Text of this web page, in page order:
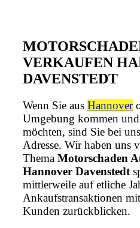
VERKAUFEN
DAVENSTEDT
Wenn Sie aus Hannover
Umgebung kommen
möchten, sind Sie bei
Adresse. Wir haben uns
Thema Motorschaden
Hannover Davenstedt
mittlerweile auf etliche
Ankaufstransaktionen
Kunden zurückblicken.